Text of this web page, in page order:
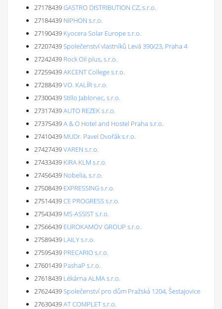
27178439GASTRO DISTRIBUTION CZ, s.r.o.
27184439 NIPHON s.r.o.
27190439 Kyocera Solar Europe s.r.o.
27207439Společenství vlastníků Levá 390/23, Praha 4
27242439 Rock Oil plus, s.r.o.
27259439AKCENT College s.r.o.
27288439VO. KALÍR s.r.o.
27300439Stillo Jablonec, s.r.o.
27317439AUTO REZEK s.r.o.
27375439A & O Hotel and Hostel Praha s.r.o.
27410439 MUDr. Pavel Dvořák s.r.o.
27427439VAREN s.r.o.
27433439 KIRA KLM s.r.o.
27456439 Nobelia, s.r.o.
27508439 EXPRESSING s.r.o.
27514439CE PROGRESS s.r.o.
27543439 MS-ASSIST s.r.o.
27566439 EUROKAMOV GROUP s.r.o.
27589439 LAILY s.r.o.
27595439 PRECARIO s.r.o.
27601439 PashaP s.r.o.
27618439 Lékárna ALMA s.r.o.
27624439Společenství pro dům Pražská 1204, Šestajovice
27630439AT COMPLET s.r.o.